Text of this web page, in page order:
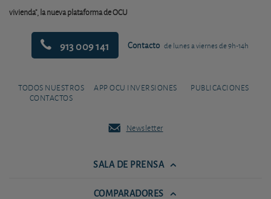
vivienda", la nueva plataforma de OCU
913 009 141 Contacto de lunes a viernes de 9h-14h
TODOS NUESTROS
CONTACTOS
APP OCU INVERSIONES PUBLICACIONES
Newsletter
SALA DE PRENSA
COMPARADORES